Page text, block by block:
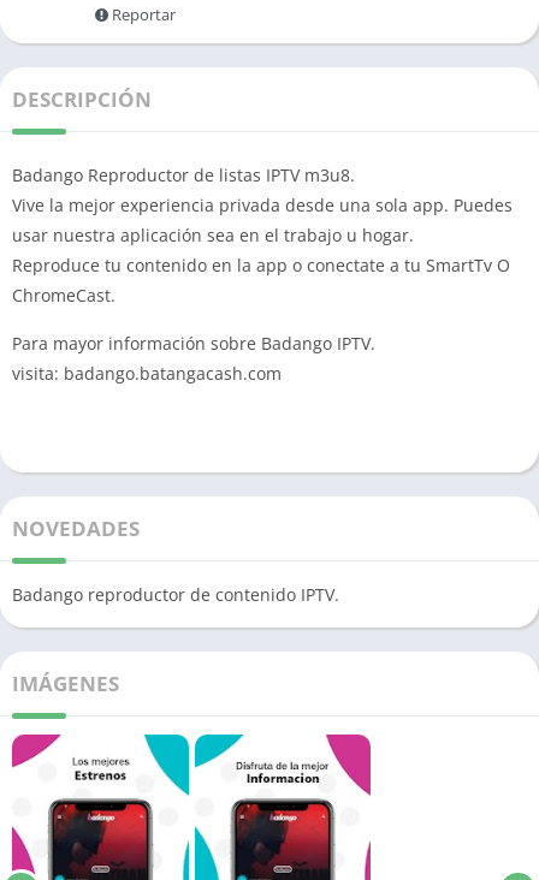
Reportar
DESCRIPCIÓN
Badango Reproductor de listas IPTV m3u8.
Vive la mejor experiencia privada desde una sola app. Puedes
usar nuestra aplicación sea en el trabajo u hogar.
Reproduce tu contenido en la app o conectate a tu SmartTv O
ChromeCast.
Para mayor información sobre Badango IPTV.
visita: badango.batangacash.com
NOVEDADES
Badango reproductor de contenido IPTV.
IMÁGENES